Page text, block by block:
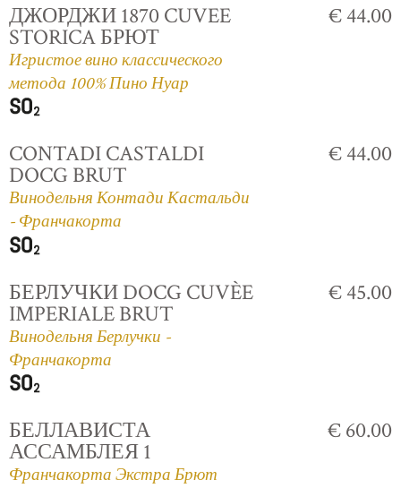
ДЖОРДЖИ 1870 CUVEE
STORICA БРЮТ
Игристое вино классического
метода 100% Пино Нуар
€ 44.00
CONTADI CASTALDI
DOCG BRUT
Винодельня Контади Кастальди
- Франчакорта
€ 44.00
БЕРЛУЧКИ DOCG CUVÈE
IMPERIALE BRUT
Винодельня Берлучки -
Франчакорта
€ 45.00
БЕЛЛАВИСТА
АССАМБЛЕЯ 1
Франчакорта Экстра Брют
€ 60.00